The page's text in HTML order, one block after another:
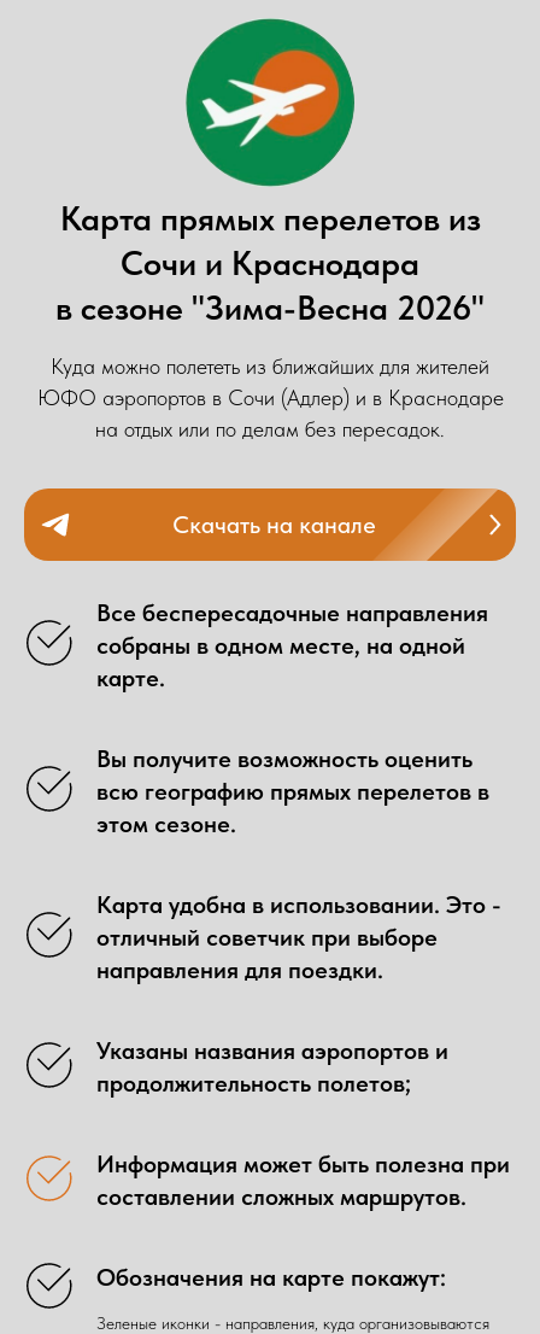
Карта прямых перелетов из
Сочи и Краснодара
в сезоне "Зима-Весна 2026"
Куда можно полететь из ближайших для жителей
ЮФО аэропортов в Сочи (Адлер) и в Краснодаре
на отдых или по делам без пересадок.
Скачать на канале
Все беспересадочные направления
собраны в одном месте, на одной
карте.
Вы получите возможность оценить
всю географию прямых перелетов в
этом сезоне.
Карта удобна в использовании. Это -
отличный советчик при выборе
направления для поездки.
Указаны названия аэропортов и
продолжительность полетов;
Информация может быть полезна при
составлении сложных маршрутов.
Обозначения на карте покажут:
Зеленые иконки - направления, куда организовываются